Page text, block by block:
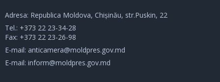
Adresa: Republica Moldova, Chișinău, str.Puskin, 22
Tel.: +373 22 23-34-28
Fax: +373 22 23-26-98
E-mail: anticamera@moldpres.gov.md
E-mail: inform@moldpres.gov.md